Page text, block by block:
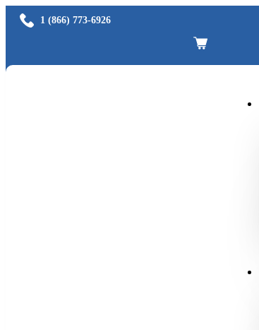
1 (866) 773-6926